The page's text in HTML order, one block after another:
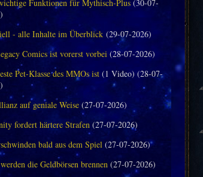
Funktionen für Mythisch-Plus (30-07-
- alle Inhalte im Überblick (29-07-2026)
Comics ist vorerst vorbei (28-07-2026)
Pet-Klasse des MMOs ist(1 Video) (28-07-
auf geniale Weise(27-07-2026)
fordert härtere Strafen (27-07-2026)
bald aus dem Spiel (27-07-2026)
die Geldbörsen brennen (27-07-2026)